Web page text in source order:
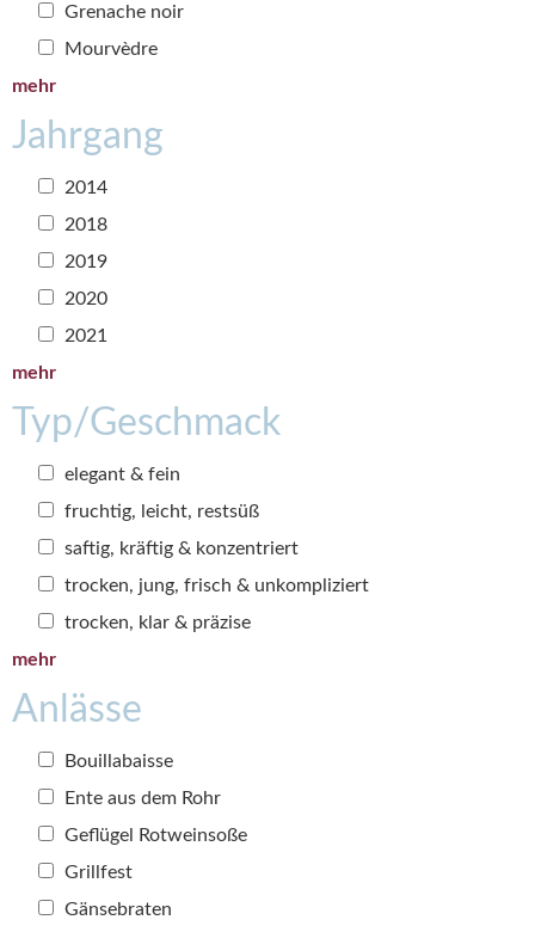
Grenache noir
Mourvèdre
mehr
Jahrgang
2014
2018
2019
2020
2021
mehr
Typ/Geschmack
elegant & fein
fruchtig, leicht, restsüß
saftig, kräftig & konzentriert
trocken, jung, frisch & unkompliziert
trocken, klar & präzise
mehr
Anlässe
Bouillabaisse
Ente aus dem Rohr
Geflügel Rotweinsoße
Grillfest
Gänsebraten